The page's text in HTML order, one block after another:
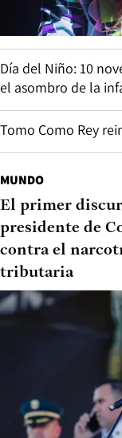
Día del Niño: 10
el asombro de la
Tomo Como Rey
MUNDO
El primer
presidente de
contra el
tributaria